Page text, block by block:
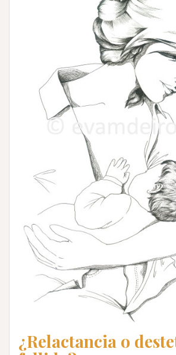
¿Relactancia o